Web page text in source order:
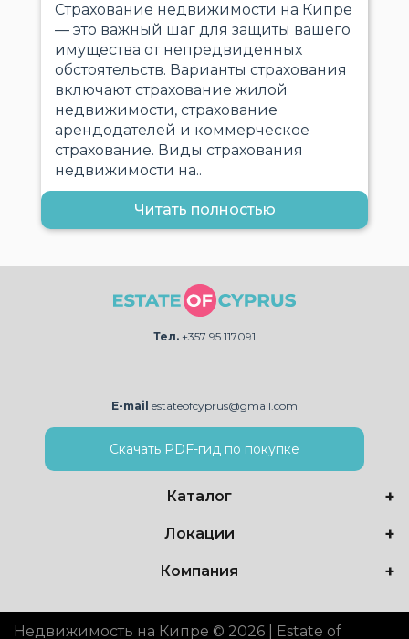
Страхование недвижимости на Кипре
— это важный шаг для защиты вашего
имущества от непредвиденных
обстоятельств. Варианты страхования
включают страхование жилой
недвижимости, страхование
арендодателей и коммерческое
страхование. Виды страхования
недвижимости на..
Читать полностью
Тел. +357 95 117091
E-mail estateofcyprus@gmail.com
Скачать PDF-гид по покупке
Каталог
Локации
Компания
Недвижимость на Кипре © 2026 | Estate of